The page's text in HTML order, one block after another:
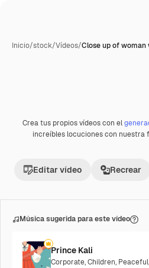
Inicio/stock/Vídeos/Close up of woman
Premium
Crea tus propios vídeos con el
increíbles locuciones con nuestra
Editar vídeo Recrear
Música sugerida para este vídeo
Prince Kali
Corporate,Children, Peaceful,